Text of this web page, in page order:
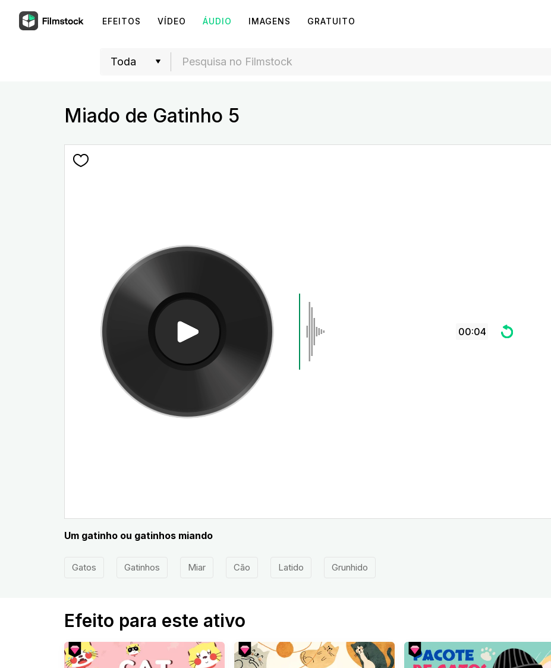
EFEITOS VÍDEO ÁUDIO IMAGENS GRATUITO
Miado de Gatinho 5
00:04
Um gatinho ou gatinhos miando
Gatos Gatinhos Miar Cão Latido Grunhido
Efeito para este ativo